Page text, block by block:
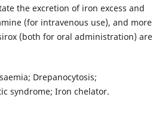
the excretion of iron excess and
(for intravenous use), and more
(both for oral administration) are
Drepanocytosis;
syndrome; Iron chelator.